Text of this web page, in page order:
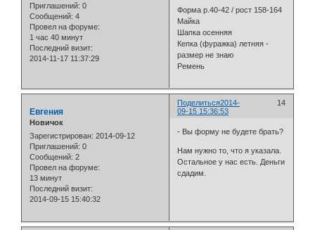
Приглашений: 0
Сообщений: 4
Провел на форуме:
1 час 40 минут
Последний визит:
2014-11-17 11:37:29
Форма р.40-42 / рост 158-164
Майка
Шапка осенняя
Кепка (фуражка) летняя -
размер не знаю
Ремень
Поделиться 14
2014-
09-15 15:36:53
Евгения
Новичок
Зарегистрирован: 2014-09-12
Приглашений: 0
Сообщений: 2
Провел на форуме:
13 минут
Последний визит:
2014-09-15 15:40:32
- Вы форму не будете брать?
Нам нужно то, что я указала.
Остальное у нас есть. Деньги
сдадим.